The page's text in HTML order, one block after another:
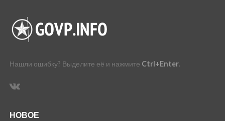
Нашли ошибку? Выделите её и нажмите Ctrl+Enter.
НОВОЕ